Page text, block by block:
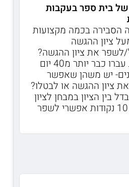
של בית ספר בעקבות
הסבירה בכמה מקצועות
את ציון ההגשה?
בחלק מהמקצועות עברו כבר יותר מ40 יום
יש משהן שאפשר
ציון ההגשה או לבטלו?
בין הציון במבחן לציון
ההגשה הוא בדיוק 10 נקודות אפשרי לשפר